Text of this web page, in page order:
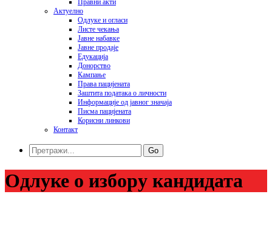
Правни акти
Актуелно
Одлуке и огласи
Листе чекања
Јавне набавке
Јавне продаје
Едукација
Донорство
Кампање
Права пацијената
Заштита података o личности
Информације од јавног значаја
Писма пацијената
Корисни линкови
Контакт
Go
Одлуке о избору кандидата